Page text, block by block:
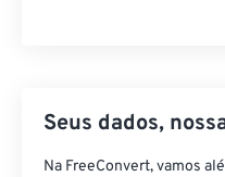
Seus dados,
Na FreeConvert, vamos